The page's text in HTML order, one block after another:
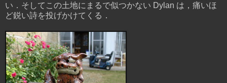
い．そしてこの土地にまるで似つかない Dylan は，痛いほ
ど鋭い詩を投げかけてくる．